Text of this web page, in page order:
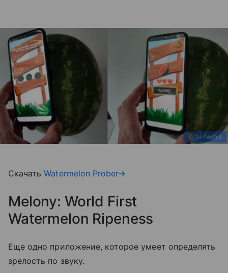
СкачатьWatermelon Prober→
Melony: World First
Watermelon Ripeness
Еще одно приложение, которое умеет определять
зрелость по звуку.